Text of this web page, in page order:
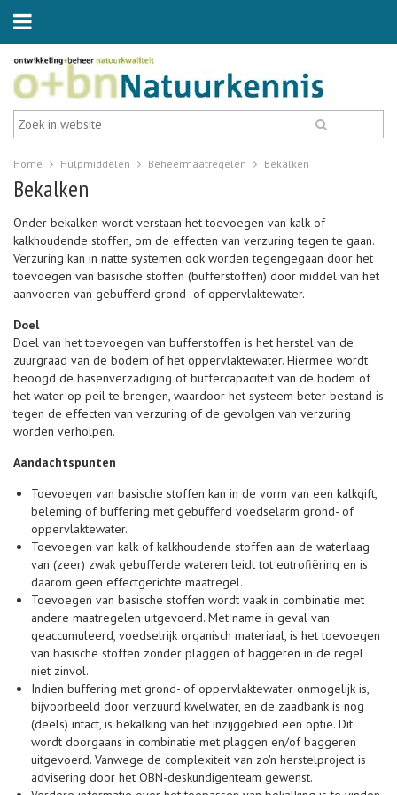
Home Hulpmiddelen Beheermaatregelen Bekalken
Bekalken
Onder bekalken wordt verstaan het toevoegen van kalk of
kalkhoudende stoffen, om de effecten van verzuring tegen te gaan.
Verzuring kan in natte systemen ook worden tegengegaan door het
toevoegen van basische stoffen (bufferstoffen) door middel van het
aanvoeren van gebufferd grond- of oppervlaktewater.
Doel
Doel van het toevoegen van bufferstoffen is het herstel van de
zuurgraad van de bodem of het oppervlaktewater. Hiermee wordt
beoogd de basenverzadiging of buffercapaciteit van de bodem of
het water op peil te brengen, waardoor het systeem beter bestand is
tegen de effecten van verzuring of de gevolgen van verzuring
worden verholpen.
Aandachtspunten
Toevoegen van basische stoffen kan in de vorm van een kalkgift,
beleming of buffering met gebufferd voedselarm grond- of
oppervlaktewater.
Toevoegen van kalk of kalkhoudende stoffen aan de waterlaag
van (zeer) zwak gebufferde wateren leidt tot eutrofiëring en is
daarom geen effectgerichte maatregel.
Toevoegen van basische stoffen wordt vaak in combinatie met
andere maatregelen uitgevoerd. Met name in geval van
geaccumuleerd, voedselrijk organisch materiaal, is het toevoegen
van basische stoffen zonder plaggen of baggeren in de regel
niet zinvol.
Indien buffering met grond- of oppervlaktewater onmogelijk is,
bijvoorbeeld door verzuurd kwelwater, en de zaadbank is nog
(deels) intact, is bekalking van het inzijggebied een optie. Dit
wordt doorgaans in combinatie met plaggen en/of baggeren
uitgevoerd. Vanwege de complexiteit van zo'n herstelproject is
advisering door het OBN-deskundigenteam gewenst.